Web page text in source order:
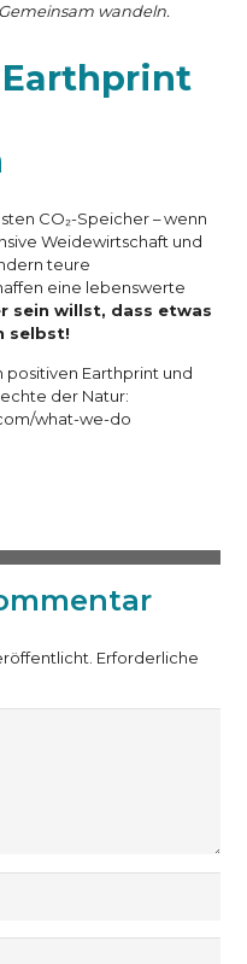
wandeln.
CO₂-Speicher – wenn
Weidewirtschaft und
teure
eine lebenswerte
sein willst, dass etwas
selbst!
Earthprint und
der Natur:
what-we-do
Erforderliche